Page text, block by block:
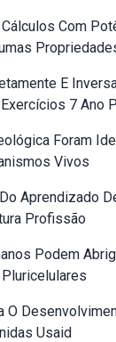
Com
E
7 Ano
Foram
Vivos
Aprendizado
Profissão
Podem
O
Usaid